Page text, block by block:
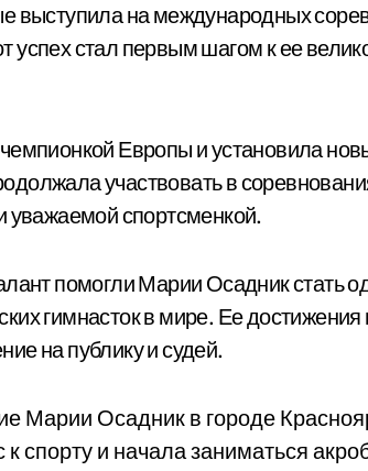
выступила на международных
стал первым шагом к ее
Европы и установила
участвовать в
уважаемой спортсменкой.
помогли Марии Осадник стать
гимнасток в мире. Ее достижения
на публику и судей.
Марии Осадник в городе
спорту и начала заниматься